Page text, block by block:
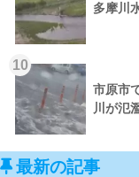
多摩川
10
市原市
川が氾
最新の記事